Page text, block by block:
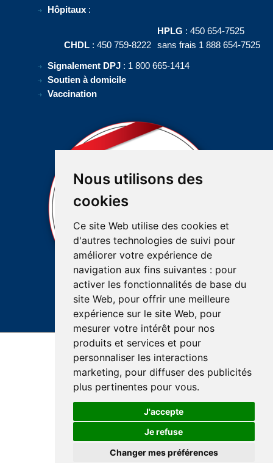
Nous utilisons des
cookies
Ce site Web utilise des cookies et
d'autres technologies de suivi pour
améliorer votre expérience de
navigation aux fins suivantes : pour
activer les fonctionnalités de base du
site Web, pour offrir une meilleure
expérience sur le site Web, pour
mesurer votre intérêt pour nos
produits et services et pour
personnaliser les interactions
marketing, pour diffuser des publicités
plus pertinentes pour vous.
J'accepte
Je refuse
Changer mes préférences
Hôpitaux :
CHDL : 450 759-8222
HPLG : 450 654-7525
sans frais 1 888 654-7525
Signalement DPJ : 1 800 665-1414
Soutien à domicile
Vaccination
Dernière mise à jour : 22 mai 2026
Accessibilité Plan du site
Réalisation du site
Confidentialité et protection des renseignements